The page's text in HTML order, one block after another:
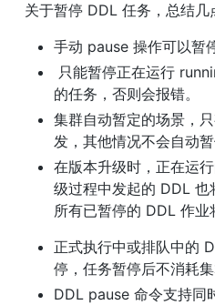
关于暂停 DDL 任务，总结几
手动 pause 操作可以暂
的任务，否则会报错。
集群自动暂定的场景，
发，其他情况不会自动暂
在版本升级时，正在运
级过程中发起的 DDL 也
所有已暂停的 DDL 作业
正式执行中或排队中的
停，任务暂停后不消耗集
DDL pause 命令支持同